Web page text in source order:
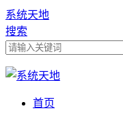
系统天地
搜索
首页